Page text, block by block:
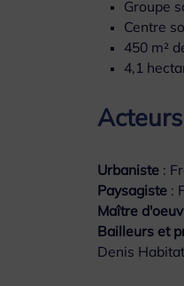
Groupe
Centre
450 m²
4,1
Urbaniste :
Paysagiste :
Maître
Bailleurs et
Denis